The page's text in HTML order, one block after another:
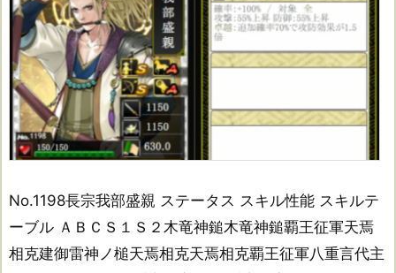
No.1198長宗我部盛親 ステータス スキル性能 スキルテ
ーブル ＡＢＣＳ１Ｓ２木竜神鎚木竜神鎚覇王征軍天焉
相克建御雷神ノ槌天焉相克天焉相克覇王征軍八重言代主